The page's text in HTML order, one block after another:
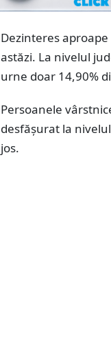
Dezinteres
astăzi. La nivelul
urne doar 14,90%
Persoanele
desfășurat la
jos.